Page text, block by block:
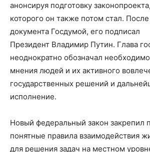
анонсируя подготовку
которого он также потом стал.
документа Госдумой, его подписал
Президент Владимир Путин. Глава
неоднократно обозначал
мнения людей и их активного
государственных решений и
исполнение.
Новый федеральный закон закрепил
понятные правила взаимодействия
для решения задач на местном